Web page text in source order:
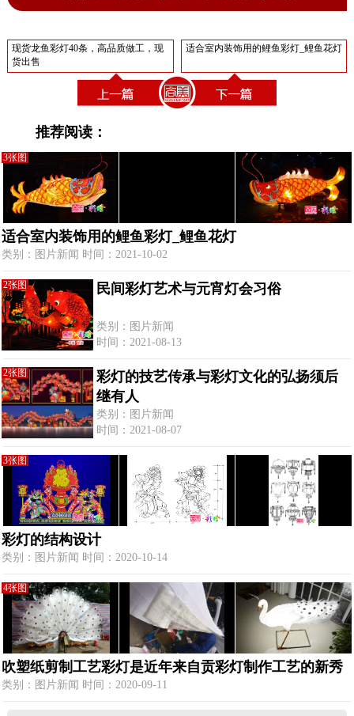
现货龙鱼彩灯40条，高品质做工，现
货出售
适合室内装饰用的鲤鱼彩灯_鲤鱼花灯
推荐阅读：
3张图
适合室内装饰用的鲤鱼彩灯_鲤鱼花灯
类别：图片新闻 时间：2021-10-02
2张图 民间彩灯艺术与元宵灯会习俗
类别：图片新闻
时间：2021-08-13
2张图
彩灯的技艺传承与彩灯文化的弘扬须后
继有人
类别：图片新闻
时间：2021-08-07
3张图
彩灯的结构设计
类别：图片新闻 时间：2020-10-14
4张图
吹塑纸剪制工艺彩灯是近年来自贡彩灯制作工艺的新秀
类别：图片新闻 时间：2020-09-11